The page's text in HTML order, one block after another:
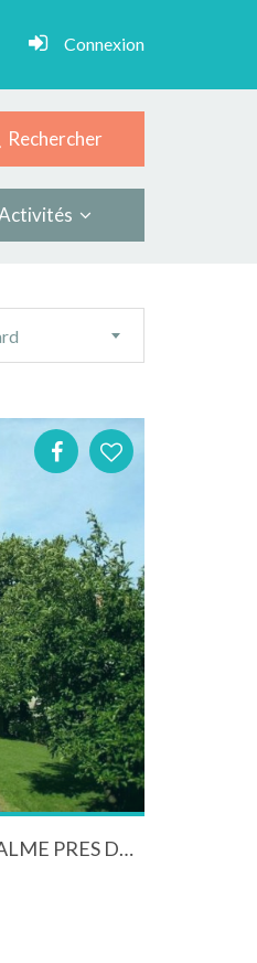
Connexion
Rechercher
MAGNIFIQUE MAISON TYPIQUE ALSACIENNE AU CALME PRES DE COLMAR 12 PERSONNES